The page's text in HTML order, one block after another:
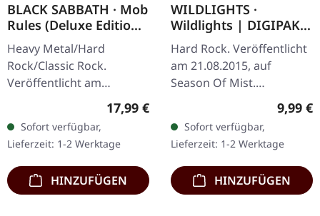
BLACK SABBATH · Mob
Rules (Deluxe Edition)
| 2CD
Heavy Metal/Hard
Rock/Classic Rock.
Veröffentlicht am
09.04.2010, auf Sanctuary
Records. 2CD Deluxe
Edition im Jewelcase.
Black Sabbaths "Mob
Rules"…
Regulärer Preis:
17,99 €
Sofort verfügbar,
Lieferzeit: 1-2 Werktage
HINZUFÜGEN
WILDLIGHTS ·
Wildlights | DIGIPAK
CD
Hard Rock. Veröffentlicht
am 21.08.2015, auf
Season Of Mist.
Erstauflage als CD im
stürmen mit ihrem
selbstbetitelten Debüt
auf…
9,99 €
Sofort verfügbar,
Lieferzeit: 1-2 Werktage
HINZUFÜGEN